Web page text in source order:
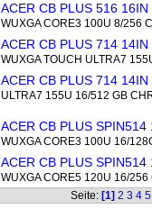
ACER CB PLUS 516 16IN
WUXGA CORE3 100U 8/256
ACER CB PLUS 714 14IN
WUXGA TOUCH ULTRA7
ACER CB PLUS 714 14IN
ULTRA7 155U 16/512 GB
ACER CB PLUS SPIN514
WUXGA CORE3 100U 16/
ACER CB PLUS SPIN514
WUXGA CORE5 120U 16/256
Seite: [1] 2 3 4 5